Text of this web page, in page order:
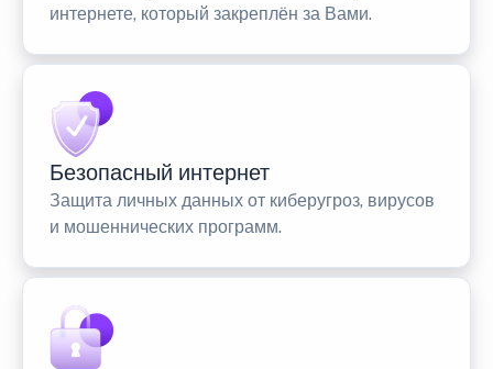
интернете, который закреплён за Вами.
Безопасный интернет
Защита личных данных от киберугроз, вирусов
и мошеннических программ.